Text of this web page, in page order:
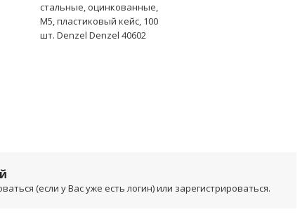
стальные, оцинкованные,
М5, пластиковый кейс, 100
шт. Denzel Denzel 40602
(если у Вас уже есть логин) или зарегистрироваться.